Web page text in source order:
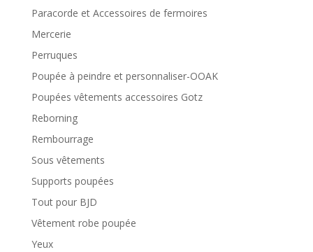
Paracorde et Accessoires de fermoires
Mercerie
Perruques
Poupée à peindre et personnaliser-OOAK
Poupées vêtements accessoires Gotz
Reborning
Rembourrage
Sous vêtements
Supports poupées
Tout pour BJD
Vêtement robe poupée
Yeux